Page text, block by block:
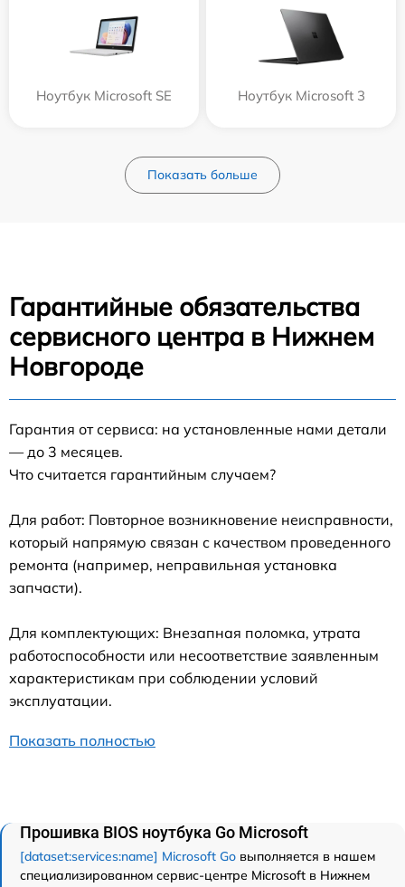
Ноутбук Microsoft SE Ноутбук Microsoft 3
Показать больше
Гарантийные обязательства
сервисного центра в Нижнем
Новгороде
Гарантия от сервиса: на установленные нами детали
— до 3 месяцев.
Что считается гарантийным случаем?
Для работ: Повторное возникновение неисправности,
который напрямую связан с качеством проведенного
ремонта (например, неправильная установка
запчасти).
Для комплектующих: Внезапная поломка, утрата
работоспособности или несоответствие заявленным
характеристикам при соблюдении условий
эксплуатации.
Показать полностью
Прошивка BIOS ноутбука Go Microsoft
[dataset:services:name] Microsoft Go выполняется в нашем
специализированном сервис-центре Microsoft в Нижнем